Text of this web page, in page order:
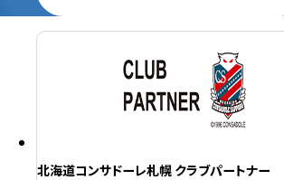
北海道コンサドーレ札幌 クラブパートナー